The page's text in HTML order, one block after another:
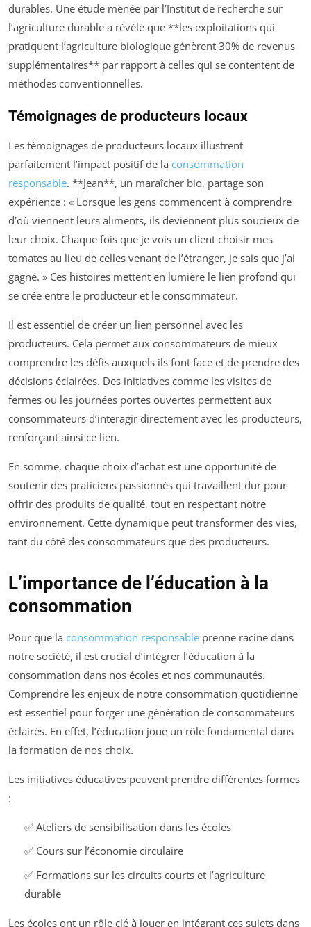
durables. Une étude menée par l’Institut de recherche sur
l’agriculture durable a révélé que **les exploitations qui
pratiquent l’agriculture biologique génèrent 30% de revenus
supplémentaires** par rapport à celles qui se contentent de
méthodes conventionnelles.
Témoignages de producteurs locaux
Les témoignages de producteurs locaux illustrent
parfaitement l’impact positif de la consommation
responsable. **Jean**, un maraîcher bio, partage son
expérience : « Lorsque les gens commencent à comprendre
d’où viennent leurs aliments, ils deviennent plus soucieux de
leur choix. Chaque fois que je vois un client choisir mes
tomates au lieu de celles venant de l’étranger, je sais que j’ai
gagné. » Ces histoires mettent en lumière le lien profond qui
se crée entre le producteur et le consommateur.
Il est essentiel de créer un lien personnel avec les
producteurs. Cela permet aux consommateurs de mieux
comprendre les défis auxquels ils font face et de prendre des
décisions éclairées. Des initiatives comme les visites de
fermes ou les journées portes ouvertes permettent aux
consommateurs d’interagir directement avec les producteurs,
renforçant ainsi ce lien.
En somme, chaque choix d’achat est une opportunité de
soutenir des praticiens passionnés qui travaillent dur pour
offrir des produits de qualité, tout en respectant notre
environnement. Cette dynamique peut transformer des vies,
tant du côté des consommateurs que des producteurs.
L’importance de l’éducation à la
consommation
Pour que la consommation responsable prenne racine dans
notre société, il est crucial d’intégrer l’éducation à la
consommation dans nos écoles et nos communautés.
Comprendre les enjeux de notre consommation quotidienne
est essentiel pour forger une génération de consommateurs
éclairés. En effet, l’éducation joue un rôle fondamental dans
la formation de nos choix.
Les initiatives éducatives peuvent prendre différentes formes
:
✅ Ateliers de sensibilisation dans les écoles
✅ Cours sur l’économie circulaire
✅ Formations sur les circuits courts et l’agriculture
durable
Les écoles ont un rôle clé à jouer en intégrant ces sujets dans